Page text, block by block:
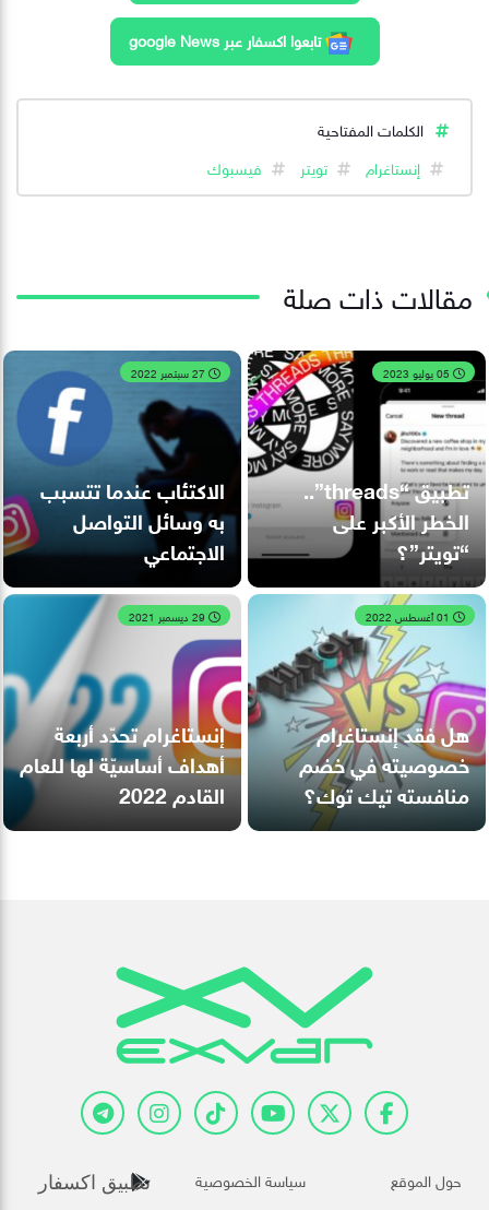
تابعوا اكسفار عبر google News
الكلمات المفتاحية
إنستاغرام
تويتر فيسبوك
مقالات ذات صلة
تطبيق “threads”..
الخطر الأكبر على
“تويتر”؟
الاكتئاب عندما تتسبب
به وسائل التواصل
الاجتماعي
هل فقد إنستاغرام
خصوصيته في خضم
منافسته تيك توك؟
إنستاغرام تحدّد أربعة
أهداف أساسيّة لها للعام
القادم 2022
حول الموقع سياسة الخصوصية تطبيق اكسفار